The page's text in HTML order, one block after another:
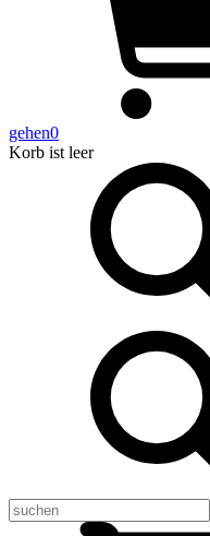
gehen0
Korb ist leer